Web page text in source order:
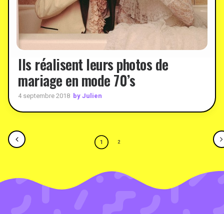
Ils réalisent leurs photos de
mariage en mode 70’s
4 septembre 2018 by Julien
1 2